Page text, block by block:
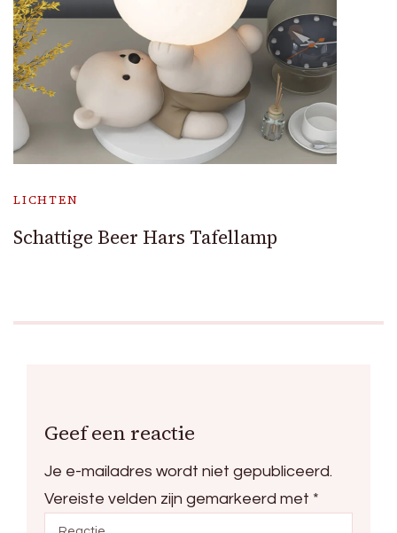
LICHTEN
Schattige Beer Hars Tafellamp
Geef een reactie
Je e-mailadres wordt niet gepubliceerd.
Vereiste velden zijn gemarkeerd met *